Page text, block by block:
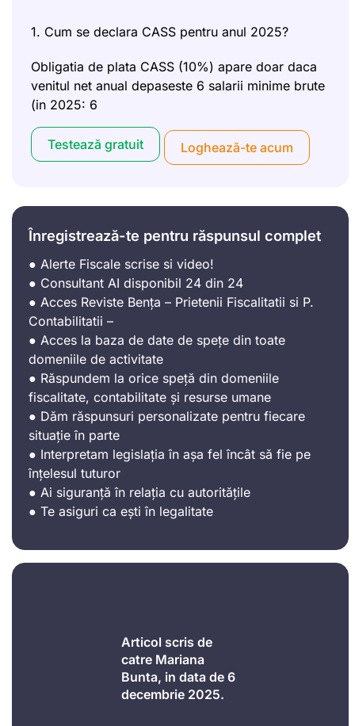
1. Cum se declara CASS pentru anul 2025?
Obligatia de plata CASS (10%) apare doar daca
venitul net anual depaseste 6 salarii minime brute
(in 2025: 6
Testează gratuit Loghează-te acum
Înregistrează-te pentru răspunsul complet
● Alerte Fiscale scrise si video!
● Consultant AI disponibil 24 din 24
● Acces Reviste Bența – Prietenii Fiscalitatii si P.
Contabilitatii –
● Acces la baza de date de spețe din toate
domeniile de activitate
● Răspundem la orice speță din domeniile
fiscalitate, contabilitate și resurse umane
● Dăm răspunsuri personalizate pentru fiecare
situație în parte
● Interpretam legislația în așa fel încât să fie pe
înțelesul tuturor
● Ai siguranță în relația cu autoritățile
● Te asiguri ca ești în legalitate
Articol scris de
catre Mariana
Bunta, in data de 6
decembrie 2025.